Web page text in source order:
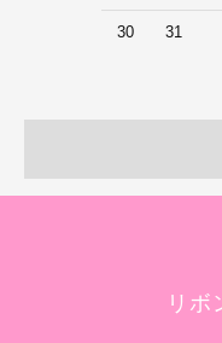
30 31
リボ